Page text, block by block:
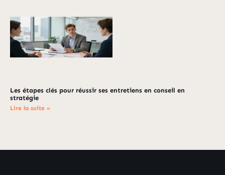
Les étapes clés pour réussir ses entretiens en conseil en
stratégie
Lire la suite »